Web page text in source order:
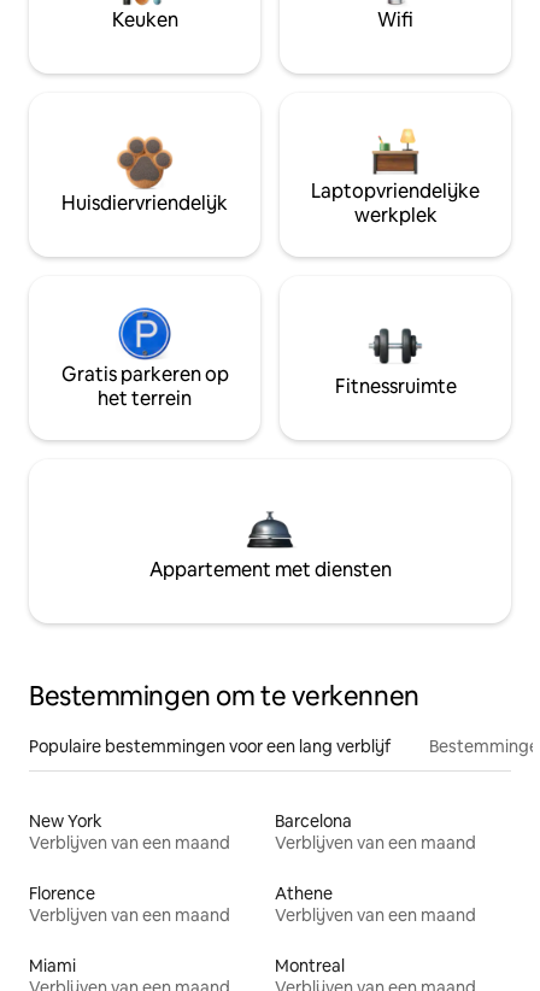
Keuken Wifi
Huisdiervriendelijk
Laptopvriendelijke
werkplek
Gratis parkeren op
het terrein
Fitnessruimte
Appartement met diensten
Bestemmingen om te verkennen
Populaire bestemmingen voor een lang verblijf
New York
Verblijven van een maand
Barcelona
Verblijven van een maand
Florence
Verblijven van een maand
Athene
Verblijven van een maand
Miami
Montreal